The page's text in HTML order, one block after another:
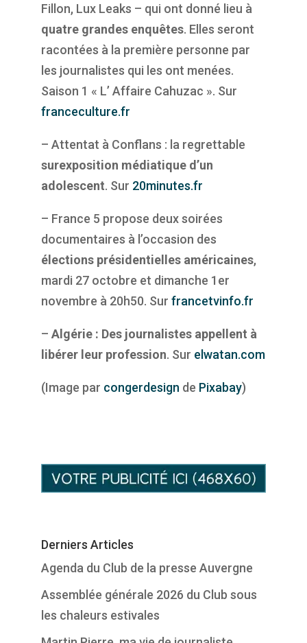
Fillon, Lux Leaks – qui ont donné lieu à
quatre grandes enquêtes. Elles seront
racontées à la première personne par
les journalistes qui les ont menées.
Saison 1 « L’ Affaire Cahuzac ». Sur
franceculture.fr
– Attentat à Conflans : la regrettable
surexposition médiatique d’un
adolescent. Sur 20minutes.fr
– France 5 propose deux soirées
documentaires à l’occasion des
élections présidentielles américaines,
mardi 27 octobre et dimanche 1er
novembre à 20h50. Sur francetvinfo.fr
– Algérie : Des journalistes appellent à
libérer leur profession. Sur elwatan.com
(Image par congerdesign de Pixabay)
Derniers Articles
Agenda du Club de la presse Auvergne
Assemblée générale 2026 du Club sous
les chaleurs estivales